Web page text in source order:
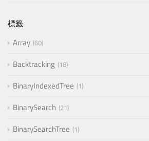
標籤
Array 60
Backtracking 18
BinaryIndexedTree 1
BinarySearch 21
BinarySearchTree 1